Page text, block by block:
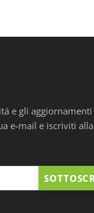
e gli aggiornamenti
e-mail e iscriviti